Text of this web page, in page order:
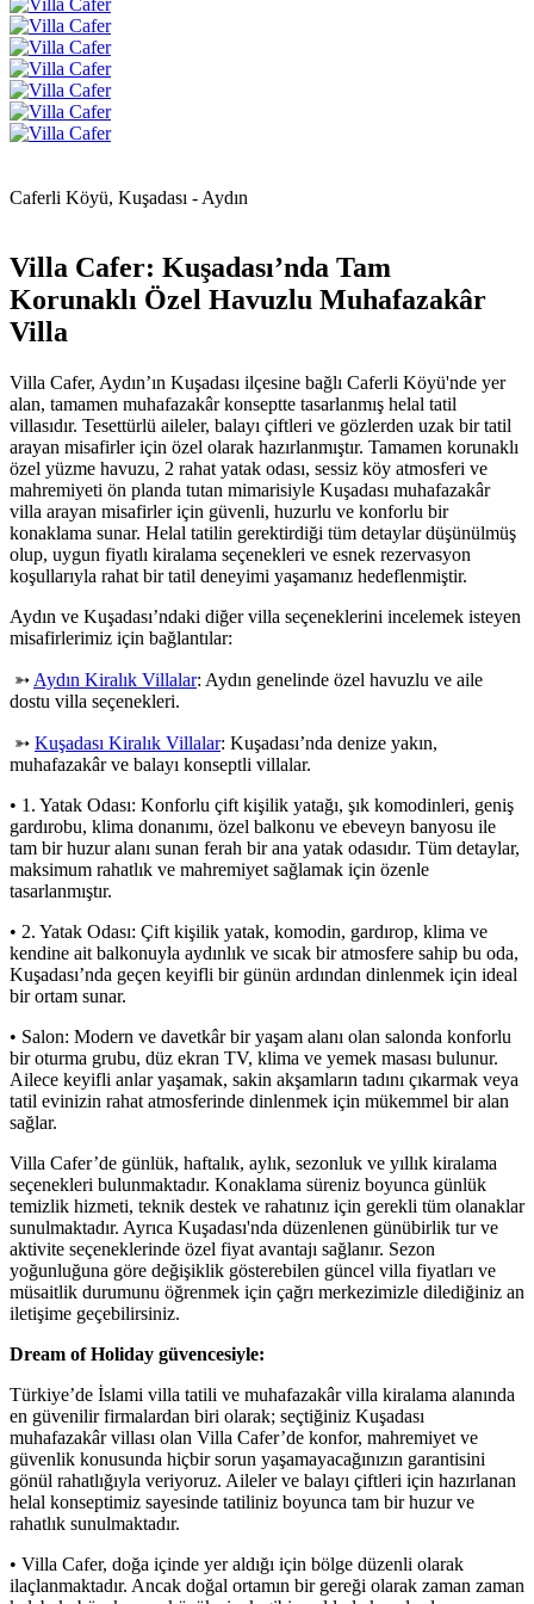
Caferli Köyü, Kuşadası - Aydın
Villa Cafer: Kuşadası’nda Tam
Korunaklı Özel Havuzlu Muhafazakâr
Villa
Villa Cafer, Aydın’ın Kuşadası ilçesine bağlı Caferli Köyü'nde yer
alan, tamamen muhafazakâr konseptte tasarlanmış helal tatil
villasıdır. Tesettürlü aileler, balayı çiftleri ve gözlerden uzak bir tatil
arayan misafirler için özel olarak hazırlanmıştır. Tamamen korunaklı
özel yüzme havuzu, 2 rahat yatak odası, sessiz köy atmosferi ve
mahremiyeti ön planda tutan mimarisiyle Kuşadası muhafazakâr
villa arayan misafirler için güvenli, huzurlu ve konforlu bir
konaklama sunar. Helal tatilin gerektirdiği tüm detaylar düşünülmüş
olup, uygun fiyatlı kiralama seçenekleri ve esnek rezervasyon
koşullarıyla rahat bir tatil deneyimi yaşamanız hedeflenmiştir.
Aydın ve Kuşadası’ndaki diğer villa seçeneklerini incelemek isteyen
misafirlerimiz için bağlantılar:
➳ Aydın Kiralık Villalar: Aydın genelinde özel havuzlu ve aile
dostu villa seçenekleri.
➳ Kuşadası Kiralık Villalar: Kuşadası’nda denize yakın,
muhafazakâr ve balayı konseptli villalar.
• 1. Yatak Odası: Konforlu çift kişilik yatağı, şık komodinleri, geniş
gardırobu, klima donanımı, özel balkonu ve ebeveyn banyosu ile
tam bir huzur alanı sunan ferah bir ana yatak odasıdır. Tüm detaylar,
maksimum rahatlık ve mahremiyet sağlamak için özenle
tasarlanmıştır.
• 2. Yatak Odası: Çift kişilik yatak, komodin, gardırop, klima ve
kendine ait balkonuyla aydınlık ve sıcak bir atmosfere sahip bu oda,
Kuşadası’nda geçen keyifli bir günün ardından dinlenmek için ideal
bir ortam sunar.
• Salon: Modern ve davetkâr bir yaşam alanı olan salonda konforlu
bir oturma grubu, düz ekran TV, klima ve yemek masası bulunur.
Ailece keyifli anlar yaşamak, sakin akşamların tadını çıkarmak veya
tatil evinizin rahat atmosferinde dinlenmek için mükemmel bir alan
sağlar.
Villa Cafer’de günlük, haftalık, aylık, sezonluk ve yıllık kiralama
seçenekleri bulunmaktadır. Konaklama süreniz boyunca günlük
temizlik hizmeti, teknik destek ve rahatınız için gerekli tüm olanaklar
sunulmaktadır. Ayrıca Kuşadası'nda düzenlenen günübirlik tur ve
aktivite seçeneklerinde özel fiyat avantajı sağlanır. Sezon
yoğunluğuna göre değişiklik gösterebilen güncel villa fiyatları ve
müsaitlik durumunu öğrenmek için çağrı merkezimizle dilediğiniz an
iletişime geçebilirsiniz.
Dream of Holiday güvencesiyle:
Türkiye’de İslami villa tatili ve muhafazakâr villa kiralama alanında
en güvenilir firmalardan biri olarak; seçtiğiniz Kuşadası
muhafazakâr villası olan Villa Cafer’de konfor, mahremiyet ve
güvenlik konusunda hiçbir sorun yaşamayacağınızın garantisini
gönül rahatlığıyla veriyoruz. Aileler ve balayı çiftleri için hazırlanan
helal konseptimiz sayesinde tatiliniz boyunca tam bir huzur ve
rahatlık sunulmaktadır.
• Villa Cafer, doğa içinde yer aldığı için bölge düzenli olarak
ilaçlanmaktadır. Ancak doğal ortamın bir gereği olarak zaman zaman